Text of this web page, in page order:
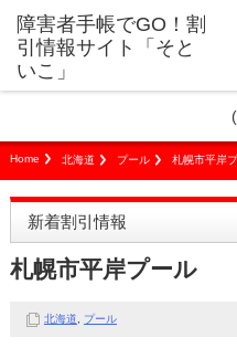
障害者手帳でGO！割
引情報サイト「そと
いこ」
Home 北海道 プール 札幌市平岸
新着割引情報
札幌市平岸プール
北海道 プール